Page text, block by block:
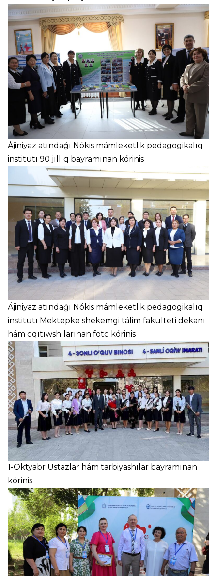
Ájiniyaz atındaǵı Nókis mámleketlik pedagogikalıq
institutı 90 jıllıq bayramınan kórinis
Ájiniyaz atındaǵı Nókis mámleketlik pedagogikalıq
institutı Mektepke shekemgi tálim fakulteti dekanı
hám oqıtıwshılarınan foto kórinis
1-Oktyabr Ustazlar hám tarbiyashılar bayramınan
kórinis